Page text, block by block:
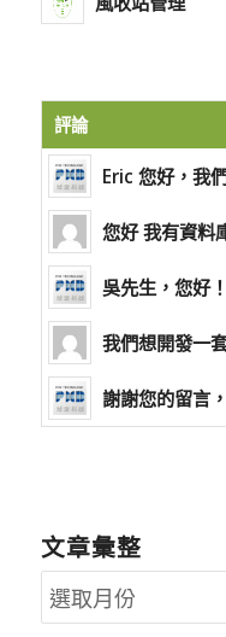
評論
Eric 您好，我
您好 我有資料
吳先生，您好
我們想開發一
謝謝您的留言
文章彙整